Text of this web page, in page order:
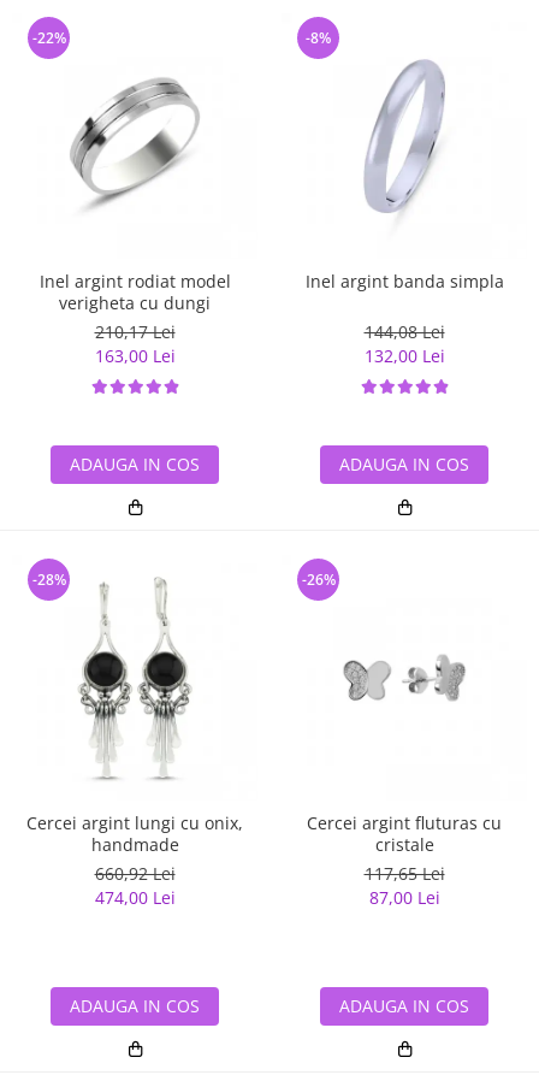
Inel argint rodiat model
verigheta cu dungi
210,17 Lei
163,00 Lei
-22%
ADAUGA IN COS
Inel argint banda simpla
144,08 Lei
132,00 Lei
-8%
ADAUGA IN COS
Cercei argint lungi cu onix,
handmade
660,92 Lei
474,00 Lei
-28%
ADAUGA IN COS
Cercei argint fluturas cu
cristale
117,65 Lei
87,00 Lei
-26%
ADAUGA IN COS